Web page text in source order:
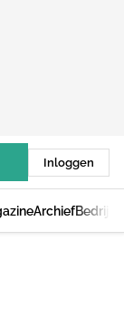
Inloggen
Archief